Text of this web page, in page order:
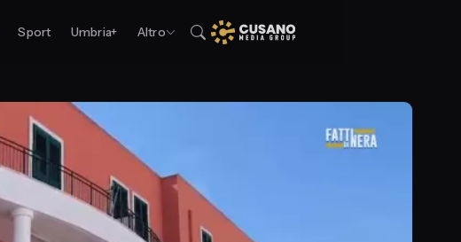
Sport Umbria+ Altro